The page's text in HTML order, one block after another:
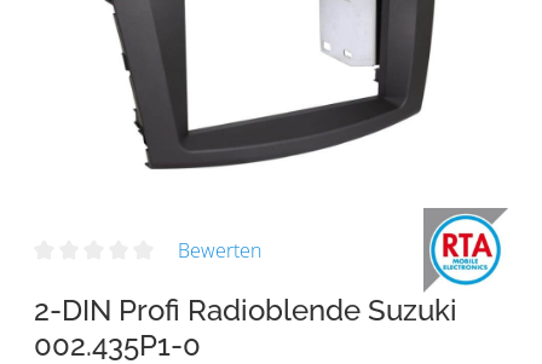
Bewerten
2-DIN Profi Radioblende Suzuki
002.435P1-0